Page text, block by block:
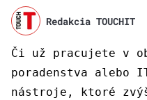
Redakcia TOUCHIT
Či už pracujete v
poradenstva alebo
nástroje, ktoré